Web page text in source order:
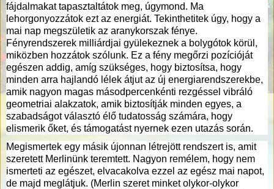
fájdalmakat tapasztaltátok meg, úgymond. Ma
lehorgonyozzátok ezt az energiát. Tekinthetitek úgy, hogy a
mai nap megszületik az aranykorszak fénye.
Fényrendszerek milliárdjai gyülekeznek a bolygótok körül,
miközben hozzátok szólunk. Ez a fény megőrzi pozícióját
egészen addig, amíg szükséges, hogy biztosítsa, hogy
minden arra hajlandó lélek átjut az új energiarendszerekbe,
amik nagyon magas másodpercenkénti rezgéssel vibráló
geometriai alakzatok, amik biztosítják minden egyes, a
szabadságot választó élő tudatosság számára, hogy
elismerik őket, és támogatást nyernek ezen utazás során.
Megismertek egy másik újonnan létrejött rendszert is, amit
szeretett Merlinünk teremtett. Nagyon remélem, hogy nem
ismerteti az egészet, elvacakolva ezzel az egész mai napot,
de majd meglátjuk. (Merlin szeret minket olykor-olykor